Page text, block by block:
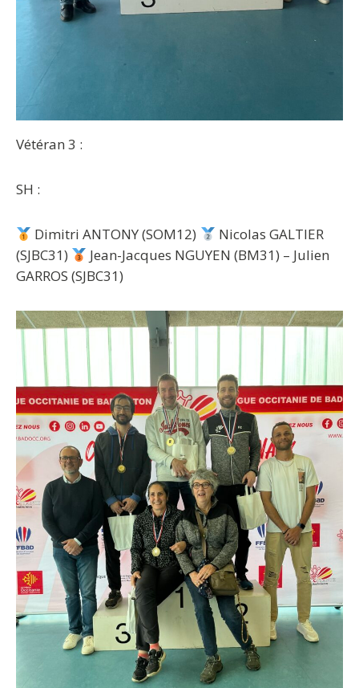
Vétéran 3 :
SH :
Dimitri ANTONY (SOM12)
Nicolas GALTIER
(SJBC31)
Jean-Jacques NGUYEN (BM31) – Julien
GARROS (SJBC31)